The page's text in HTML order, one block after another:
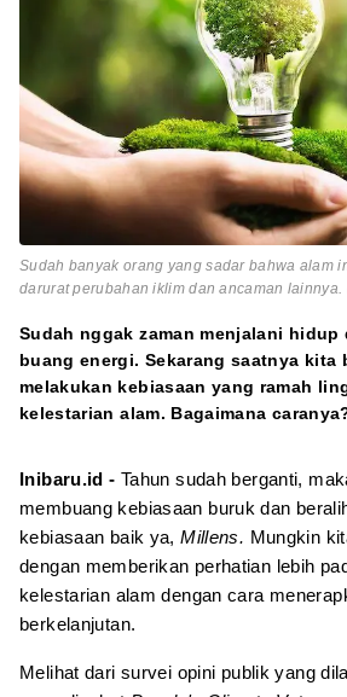
Sudah banyak orang yang sadar bahwa alam
darurat perubahan iklim dan ancaman lainnya.
Sudah nggak zaman menjalani hidup
buang energi. Sekarang saatnya kita
melakukan kebiasaan yang ramah
kelestarian alam. Bagaimana
Inibaru.id - Tahun sudah berganti,
membuang kebiasaan buruk dan
kebiasaan baik ya, Millens. Mungkin
dengan memberikan perhatian lebih
kelestarian alam dengan cara
berkelanjutan.
Melihat dari survei opini publik yang